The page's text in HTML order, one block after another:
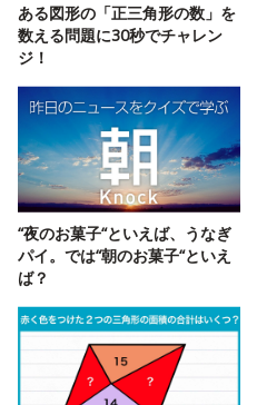
ある図形の「正三角形の数」を
数える問題に30秒でチャレン
ジ！
“夜のお菓子“といえば、うなぎ
パイ。では“朝のお菓子“といえ
ば？